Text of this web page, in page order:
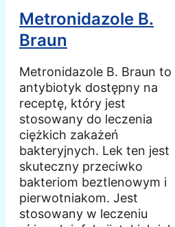
Metronidazole B.
Braun
Metronidazole B. Braun to
antybiotyk dostępny na
receptę, który jest
stosowany do leczenia
ciężkich zakażeń
bakteryjnych. Lek ten jest
skuteczny przeciwko
bakteriom beztlenowym i
pierwotniakom. Jest
stosowany w leczeniu